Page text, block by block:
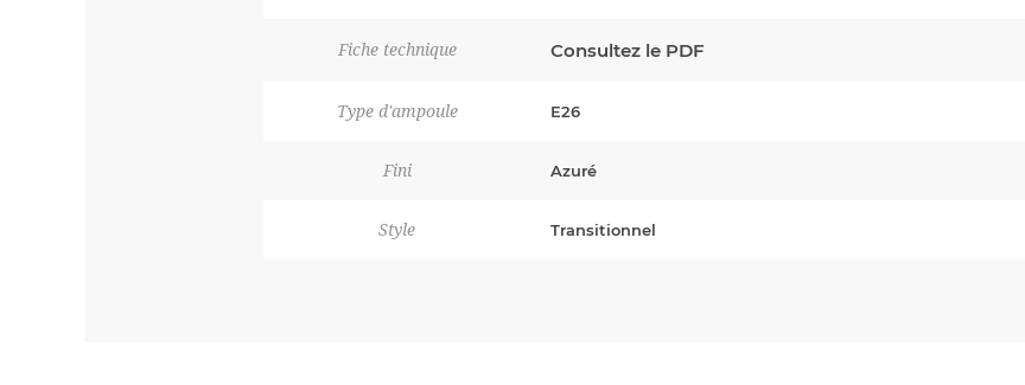
Fiche technique Consultez le PDF
Type d'ampoule E26
Fini Azuré
Style Transitionnel